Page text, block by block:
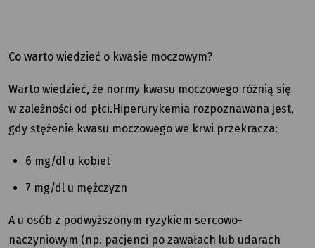
Co warto wiedzieć o kwasie moczowym?
Warto wiedzieć, że normy kwasu moczowego różnią się
w zależności od płci.Hiperurykemia rozpoznawana jest,
gdy stężenie kwasu moczowego we krwi przekracza:
6 mg/dl u kobiet
7 mg/dl u mężczyzn
A u osób z podwyższonym ryzykiem sercowo-
naczyniowym (np. pacjenci po zawałach lub udarach